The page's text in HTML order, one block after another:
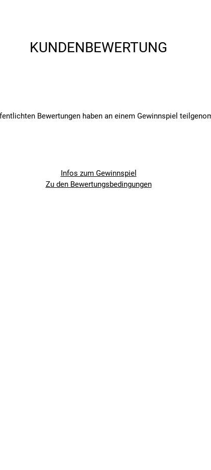
KUNDENBEWERTUNG
Bewertungen haben an einem Gewinnspiel
Infos zum Gewinnspiel
Zu den Bewertungsbedingungen